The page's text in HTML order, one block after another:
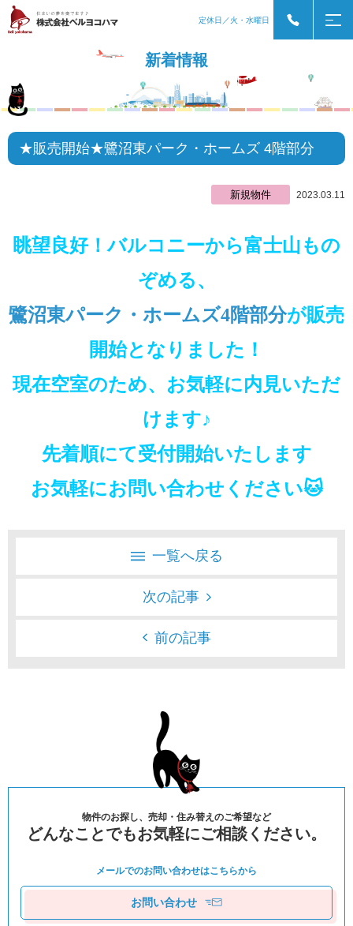
定休日／火・水曜日
新着情報
★販売開始★鷺沼東パーク・ホームズ 4階部分
新規物件 2023.03.11
眺望良好！バルコニーから富士山もの
ぞめる、
鷺沼東パーク・ホームズ4階部分が販売
開始となりました！
現在空室のため、お気軽に内見いただ
けます♪
先着順にて受付開始いたします
お気軽にお問い合わせください🐱
一覧へ戻る
次の記事
前の記事
物件のお探し、売却・住み替えのご希望など
どんなことでもお気軽にご相談ください。
メールでのお問い合わせはこちらから
お問い合わせ